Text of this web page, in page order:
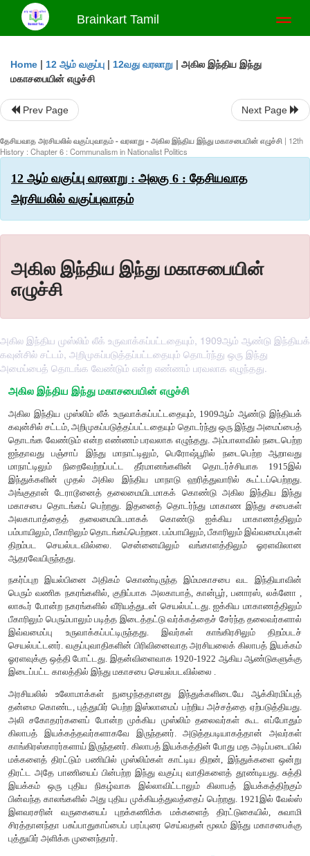
Brainkart Tamil
Home | 12 ஆம் வகுப்பு | 12வது வரலாறு | அகில இந்திய இந்து
மகாசபையின் எழுச்சி
Prev Page Next Page
தேசியவாத அரசியலில் வகுப்புவாதம் - வரலாறு - அகில இந்திய இந்து மகாசபையின் எழுச்சி | 12th
History : Chapter 6 : Communalism in Nationalist Politics
12 ஆம் வகுப்பு வரலாறு : அலகு 6 : தேசியவாத
அரசியலில் வகுப்புவாதம்
அகில இந்திய இந்து மகாசபையின்
எழுச்சி
அகில இந்திய முஸ்லிம் லீக் உருவாக்கப்பட்டதையும், 1909ஆம் ஆண்டு இந்தியக்
கவுன்சில் சட்டம், அறிமுகப்படுத்தப்பட்டதையும் தொடர்ந்து ஒரு இந்து
அமைப்பைத் தொடங்க வேண்டும் என்ற எண்ணம் பரவலாக எழுந்தது.
அகில இந்திய இந்து மகாசபையின் எழுச்சி
அகில இந்திய முஸ்லிம் லீக் உருவாக்கப்பட்டதையும், 1909ஆம்
கவுன்சில் சட்டம், அறிமுகப்படுத்தப்பட்டதையும் தொடர்ந்து ஒரு
தொடங்க வேண்டும் என்ற எண்ணம் பரவலாக எழுந்தது.
ஐந்தாவது பஞ்சாப் இந்து மாநாட்டிலும், பெரோஷ்பூரில்
மாநாட்டிலும் நிறைவேற்றப்பட்ட தீர்மானங்களின்
இந்துக்களின் முதல் அகில இந்திய மாநாடு ஹரித்துவாரில்
அங்குதான் டேராடூனைத் தலைமையிடமாகக் கொண்டு அகில
மகாசபை தொடங்கப் பெற்றது. இதனைத் தொடர்ந்து மாகாண
அலகாபாத்தைத் தலைமையிடமாகக் கொண்டு ஐக்கிய
பம்பாயிலும், பீகாரிலும் தொடங்கப்பெற்றன. பம்பாயிலும்,
திறம்பட செயல்படவில்லை. சென்னையிலும்
ஆதரவேயிருந்தது.
நகர்ப்புற இயல்பினை அதிகம் கொண்டிருந்த இம்மகாசபை
பெரும் வணிக நகரங்களில், குறிப்பாக அலகாபாத், கான்பூர்,
லாகூர் போன்ற நகரங்களில் வீரியத்துடன் செயல்பட்டது. ஐக்கிய
பீகாரிலும் பெரும்பாலும் படித்த இடைத்தட்டு வர்க்கத்தைச்
இவ்வமைப்பு உருவாக்கப்பட்டிருந்தது. இவர்கள்
செயல்பட்டனர். வகுப்புவாதிகளின் பிரிவினைவாத அரசியலைக்
ஓரளவுக்கு ஒத்தி போட்டது. இதன்விளைவாக 1920-1922 ஆகிய
இடைப்பட்ட காலத்தில் இந்து மகாசபை செயல்படவில்லை .